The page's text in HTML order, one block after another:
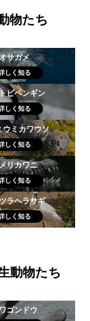
物たち
/ WWF
サガメ
しく知る
/ WWF
ビペンギン
しく知る
ウミカワウソ
しく知る
リカワニ
しく知る
ラヘラサギ
しく知る
動物たち
ゴンドウ